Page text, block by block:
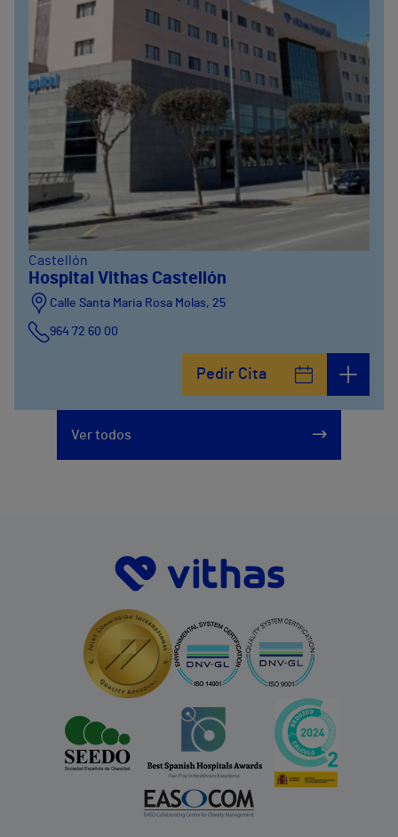
Castellón
Hospital Vithas Castellón
Calle Santa Maria Rosa Molas, 25
964 72 60 00
Pedir Cita
Ver todos